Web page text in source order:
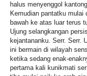
halus menyenggol
Kemudian pantatku mulai
bawah ke atas luar terus
Ujung selangkangan
kejantananku. Serr. Serr.
ini bermain di wilayah
ketika sedang enak-
pertama kali kunikmati